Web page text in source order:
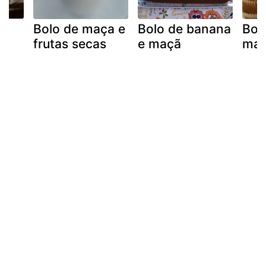
Bolo de maça e
frutas secas
Bolo de banana
e maçã